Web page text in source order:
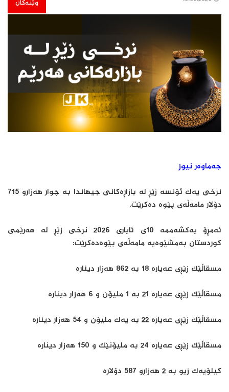
وێنەکان
جەماوەر نیوز
نرخی یەك ئۆنسە زێڕ لە بازاڕەكانی جیهاندا بە چوار هەزارو 715
دۆلار مامەڵەی پێوە دەكرێت.
ئەمڕۆ یەكشەممە 10ی ئایاری 2026 نرخی زێڕ لە هەرێمی
كوردستان بەمشێوەیە مامەڵەی پێوەدەكرێت:
مسقاڵێك زێڕی عەیارە 18 بە 862 هەزار دینارە
مسقاڵێك زێڕی عەیارە 21 بە 1 ملیۆن و 6 هەزار دینارە
مسقاڵێك زێڕی عەیارە 22 بە یەك ملیۆن و 54 هەزار دینارە
مسقاڵێك زێڕی عەیارە 24 بە ملیۆنێك و 150 هەزار دینارە
كیلۆیەك زیو بە 2 هەزارو 587 دۆلارە